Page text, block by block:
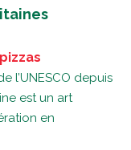
l’UNESCO depuis
est un art
en